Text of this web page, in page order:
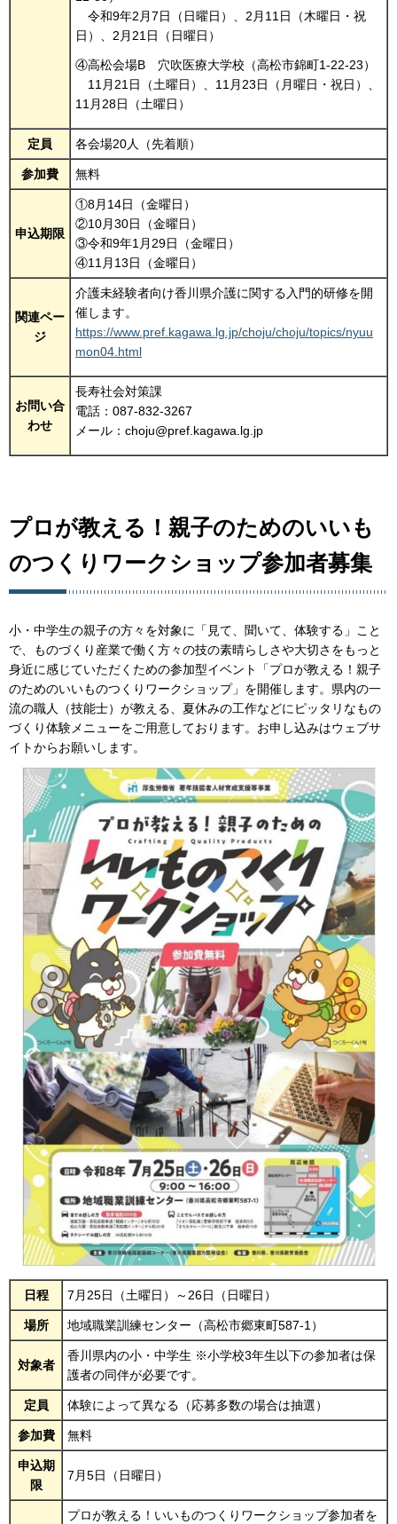
令和9年2月7日（日曜日）、2月11日（木曜日・祝
日）、2月21日（日曜日）
④高松会場B 穴吹医療大学校（高松市錦町1-22-23）
11月21日（土曜日）、11月23日（月曜日・祝日）、
11月28日（土曜日）
定員 各会場20人（先着順）
参加費 無料
申込期限
①8月14日（金曜日）
②10月30日（金曜日）
③令和9年1月29日（金曜日）
④11月13日（金曜日）
関連ペー
ジ
介護未経験者向け香川県介護に関する入門的研修を開
催します。
https://www.pref.kagawa.lg.jp/choju/choju/topics/nyuu
mon04.html
お問い合
わせ
長寿社会対策課
電話：087-832-3267
メール：choju@pref.kagawa.lg.jp
プロが教える！親子のためのいいも
のつくりワークショップ参加者募集
小・中学生の親子の方々を対象に「見て、聞いて、体験する」こと
で、ものづくり産業で働く方々の技の素晴らしさや大切さをもっと
身近に感じていただくための参加型イベント「プロが教える！親子
のためのいいものつくりワークショップ」を開催します。県内の一
流の職人（技能士）が教える、夏休みの工作などにピッタリなもの
づくり体験メニューをご用意しております。お申し込みはウェブサ
イトからお願いします。
日程 7月25日（土曜日）～26日（日曜日）
場所 地域職業訓練センター（高松市郷東町587-1）
対象者
香川県内の小・中学生 ※小学校3年生以下の参加者は保
護者の同伴が必要です。
定員 体験によって異なる（応募多数の場合は抽選）
参加費 無料
申込期
限
7月5日（日曜日）
プロが教える！いいものつくりワークショップ参加者を